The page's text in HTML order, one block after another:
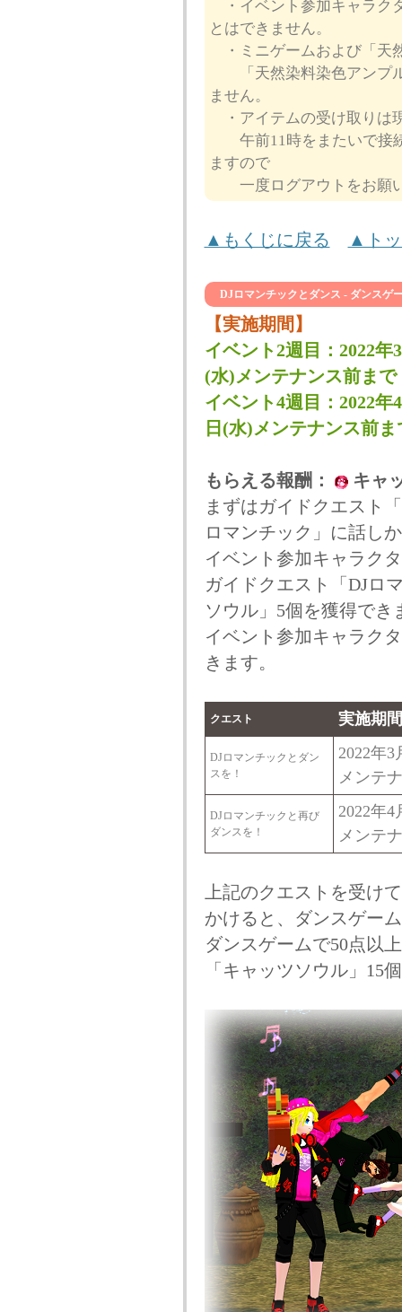
・イベント参加キャラク
とはできません。
・ミニゲームおよび「天
「天然染料染色アンプル
ません。
・アイテムの受け取りは
午前11時をまたいで接続
ますので
一度ログアウトをお願
▲もくじに戻る ▲ト
DJロマンチックとダンス - ダンスゲ
【実施期間】
イベント2週目：2022年
(水)メンテナンス前まで
イベント4週目：2022年
日(水)メンテナンス前ま
もらえる報酬：
キャ
まずはガイドクエスト
ロマンチック」に話し
イベント参加キャラク
ガイドクエスト「DJロ
ソウル」5個を獲得でき
イベント参加キャラク
きます。
クエスト 実施期間
DJロマンチックとダン
スを！
2022年3
メンテ
DJロマンチックと再び
ダンスを！
2022年4
メンテ
上記のクエストを受け
かけると、ダンスゲー
ダンスゲームで50点以
「キャッツソウル」15